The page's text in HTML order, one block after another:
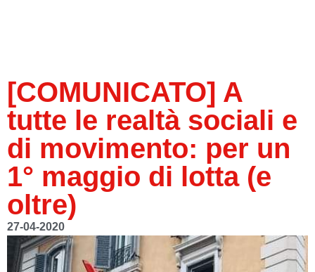
[COMUNICATO] A
tutte le realtà sociali e
di movimento: per un
1° maggio di lotta (e
oltre)
27-04-2020